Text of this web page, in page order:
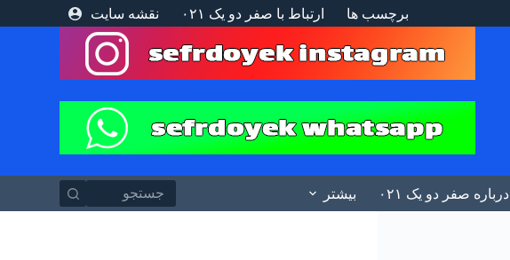
برچسب ها ارتباط با صفر دو یک ۰۲۱ نقشه سایت
درباره صفر دو یک ۰۲۱ بیشتر